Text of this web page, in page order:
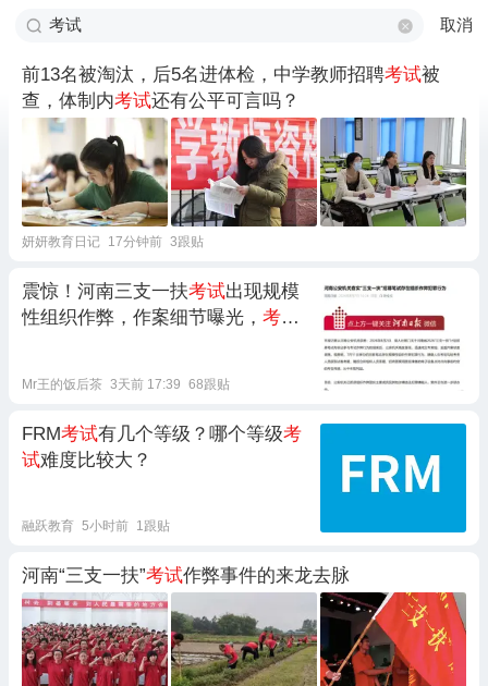
取消
前13名被淘汰，后5名进体检，中学教师招聘考试被
查，体制内考试还有公平可言吗？
妍妍教育日记 17分钟前 3跟贴
震惊！河南三支一扶考试出现规模
性组织作弊，作案细节曝光， 考试
Mr王的饭后茶 3天前 17:39 68跟贴
FRM考试有几个等级？哪个等级考
试难度比较大？
融跃教育 5小时前 1跟贴
河南“三支一扶”考试作弊事件‌的来龙去脉